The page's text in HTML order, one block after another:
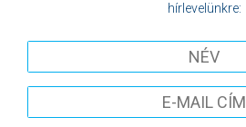
hírlevelünkre: